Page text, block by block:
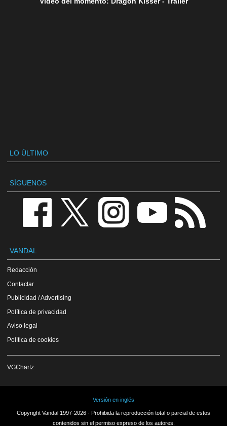
LO ÚLTIMO
SÍGUENOS
VANDAL
Redacción
Contactar
Publicidad / Advertising
Política de privacidad
Aviso legal
Política de cookies
VGChartz
Versión en inglés
Copyright Vandal 1997-2026 - Prohibida la reproducción total o parcial de estos
contenidos sin el permiso expreso de los autores.